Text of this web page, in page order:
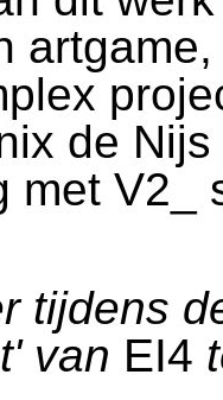
de Nijs
met V2_
tijdens
van EI4